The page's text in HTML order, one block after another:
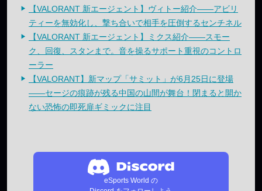
【VALORANT 新エージェント】ヴィトー紹介——アビリ
ティーを無効化し、撃ち合いで相手を圧倒するセンチネル
【VALORANT 新エージェント】ミクス紹介——スモー
ク、回復、スタンまで。音を操るサポート重視のコントロ
ーラー
【VALORANT】新マップ「サミット」が6月25日に登場
——セージの痕跡が残る中国の山間が舞台！閉まると開か
ない恐怖の即死扉ギミックに注目
eSports World の